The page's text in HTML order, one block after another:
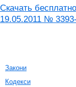
Скачать
19.05.2011 №
Закони
Кодекси